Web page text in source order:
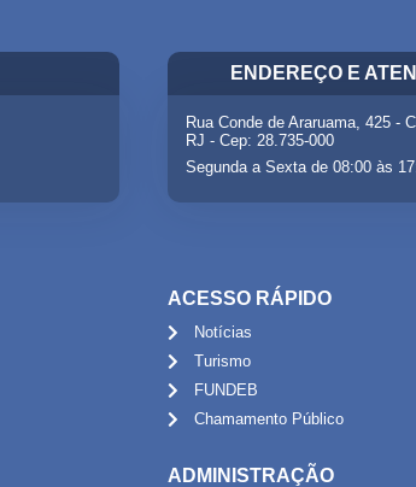
ENDEREÇO E
Rua Conde de Araruama, 425 -
RJ - Cep: 28.735-000
Segunda a Sexta de 08:00 às
ACESSO RÁPIDO
Notícias
Turismo
FUNDEB
Chamamento Público
ADMINISTRAÇÃO